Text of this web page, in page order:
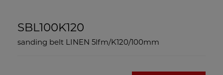
SBL100K120
sanding belt LINEN 5lfm/K120/100mm